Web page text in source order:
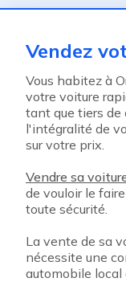
Vendez
Vous habitez à
votre voiture
tant que tiers de
l'intégralité de
sur votre prix.
Vendre sa
de vouloir le
toute sécurité.
La vente de sa
nécessite une
automobile local